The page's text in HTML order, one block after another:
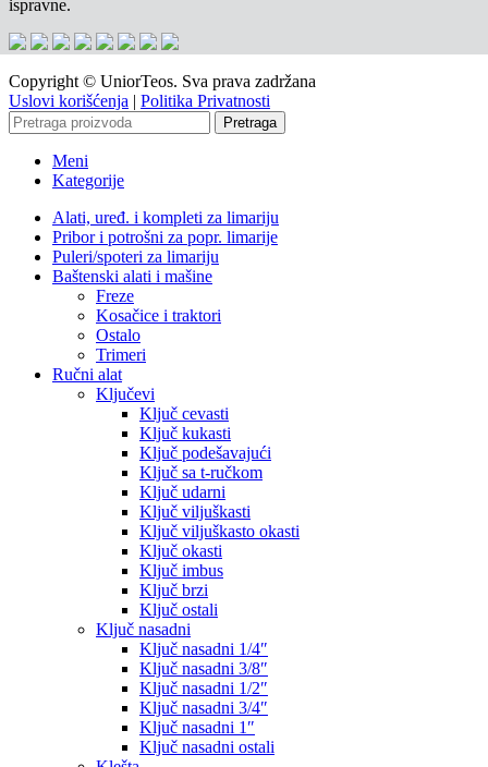
ispravne.
Copyright © UniorTeos. Sva prava zadržana
Uslovi korišćenja | Politika Privatnosti
Pretraga
Meni
Kategorije
Alati, uređ. i kompleti za limariju
Pribor i potrošni za popr. limarije
Puleri/spoteri za limariju
Baštenski alati i mašine
Freze
Kosačice i traktori
Ostalo
Trimeri
Ručni alat
Ključevi
Ključ cevasti
Ključ kukasti
Ključ podešavajući
Ključ sa t-ručkom
Ključ udarni
Ključ viljuškasti
Ključ viljuškasto okasti
Ključ okasti
Ključ imbus
Ključ brzi
Ključ ostali
Ključ nasadni
Ključ nasadni 1/4″
Ključ nasadni 3/8″
Ključ nasadni 1/2″
Ključ nasadni 3/4″
Ključ nasadni 1″
Ključ nasadni ostali